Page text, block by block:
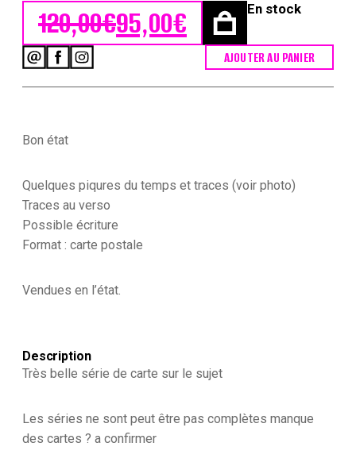
120,00€
Le prix initial était : 120,00€.
95,00€
Le prix actuel est : 95,00€.
En stock
Napoléon
-
1er
Empire
-
Le
-
Napoléon
XIX
/
AJOUTER AU PANIER
Bon état
Quelques piqures du temps et traces (voir photo)
Traces au verso
Possible écriture
Format : carte postale
Vendues en l’état.
Description
Très belle série de carte sur le sujet
Les séries ne sont peut être pas complètes manque
des cartes ? a confirmer